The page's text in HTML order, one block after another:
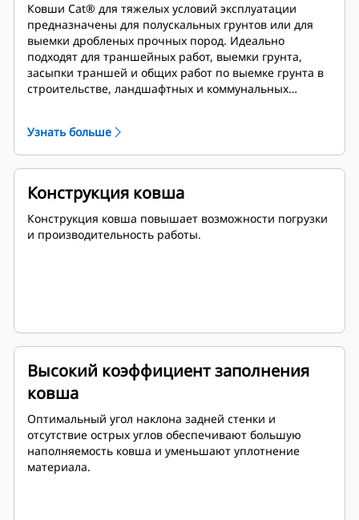
Ковши Cat® для тяжелых условий эксплуатации
предназначены для полускальных грунтов или для
выемки дробленых прочных пород. Идеально
подходят для траншейных работ, выемки грунта,
засыпки траншей и общих работ по выемке грунта в
строительстве, ландшафтных и коммунальных
Узнать больше
Конструкция ковша
Конструкция ковша повышает возможности погрузки
и производительность работы.
Высокий коэффициент заполнения
ковша
Оптимальный угол наклона задней стенки и
отсутствие острых углов обеспечивают большую
наполняемость ковша и уменьшают уплотнение
материала.